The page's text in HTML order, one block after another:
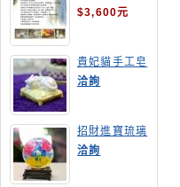
手工皂教學
$3,600元
貴妃貓手工皂
洽詢
招財進寶琉璃
手工皂
洽詢